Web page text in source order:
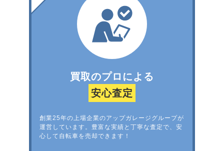
買取のプロによる
安心査定
創業25年の上場企業のアップガレージグループが
運営しています。豊富な実績と丁寧な査定で、安
心して自転車を売却できます！